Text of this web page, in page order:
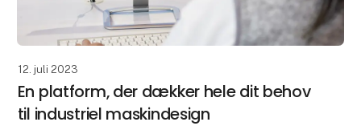
12. juli 2023
En platform, der dækker hele dit behov
til industriel maskindesign